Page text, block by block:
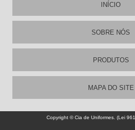
INÍCIO
SOBRE NÓS
PRODUTOS
MAPA DO SITE
Copyright © Cia de Uniformes. (Lei